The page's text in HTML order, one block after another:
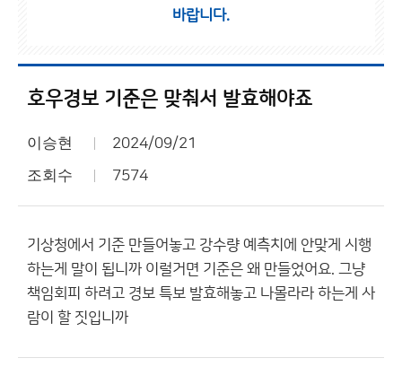
바랍니다.
호우경보 기준은 맞춰서 발효해야죠
이승현 2024/09/21
조회수 7574
기상청에서 기준 만들어놓고 강수량 예측치에 안맞게 시행
하는게 말이 됩니까 이럴거면 기준은 왜 만들었어요. 그냥
책임회피 하려고 경보 특보 발효해놓고 나몰라라 하는게 사
람이 할 짓입니까